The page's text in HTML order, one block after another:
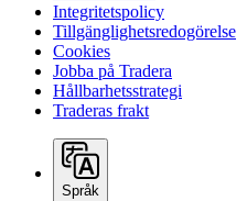
Integritetspolicy
Tillgänglighetsredogörelse
Cookies
Jobba på Tradera
Hållbarhetsstrategi
Traderas frakt
Språk